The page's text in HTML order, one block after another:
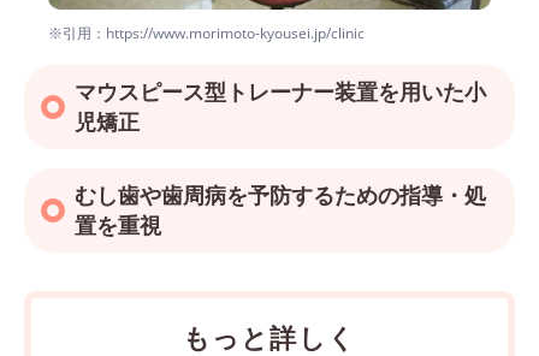
※引用：https://www.morimoto-kyousei.jp/clinic
マウスピース型トレーナー装置を用いた小
児矯正
むし歯や歯周病を予防するための指導・処
置を重視
もっと詳しく